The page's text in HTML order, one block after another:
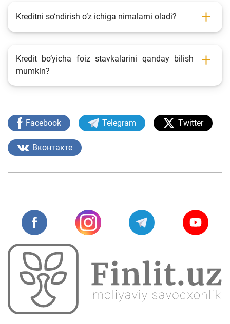
Kreditni so‘ndirish o‘z ichiga nimalarni oladi?
Kredit bo‘yicha foiz stavkalarini qanday bilish
mumkin?
Facebook Telegram Twitter
Вконтакте